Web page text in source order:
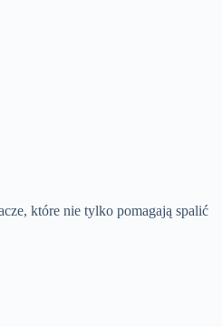
które nie tylko pomagają spalić